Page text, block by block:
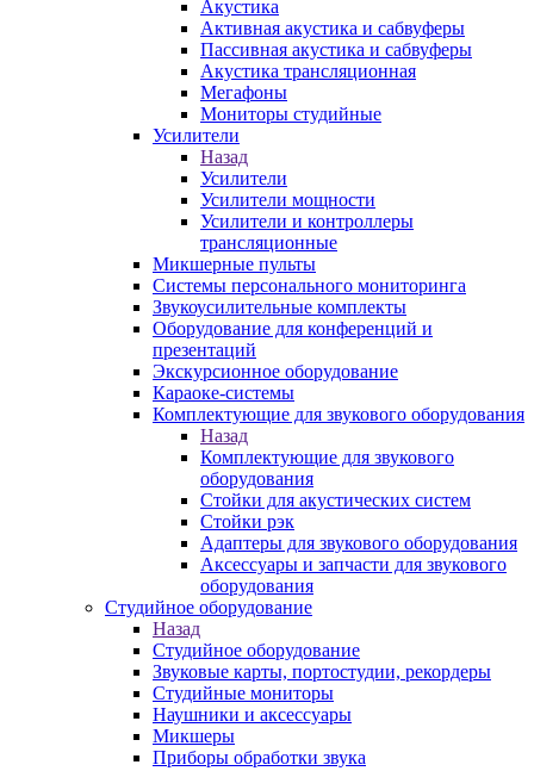
Акустика
Активная акустика и сабвуферы
Пассивная акустика и сабвуферы
Акустика трансляционная
Мегафоны
Мониторы студийные
Усилители
Назад
Усилители
Усилители мощности
Усилители и контроллеры
трансляционные
Микшерные пульты
Системы персонального мониторинга
Звукоусилительные комплекты
Оборудование для конференций и
презентаций
Экскурсионное оборудование
Караоке-системы
Комплектующие для звукового оборудования
Назад
Комплектующие для звукового
оборудования
Стойки для акустических систем
Стойки рэк
Адаптеры для звукового оборудования
Аксессуары и запчасти для звукового
оборудования
Студийное оборудование
Назад
Студийное оборудование
Звуковые карты, портостудии, рекордеры
Студийные мониторы
Наушники и аксессуары
Микшеры
Приборы обработки звука